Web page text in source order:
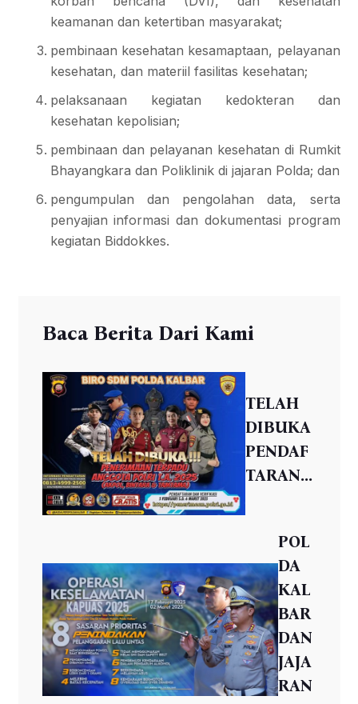
keamanan dan ketertiban masyarakat;
pembinaan kesehatan kesamaptaan, pelayanan
kesehatan, dan materiil fasilitas kesehatan;
pelaksanaan kegiatan kedokteran dan
kesehatan kepolisian;
pembinaan dan pelayanan kesehatan di Rumkit
Bhayangkara dan Poliklinik di jajaran Polda; dan
pengumpulan dan pengolahan data, serta
penyajian informasi dan dokumentasi program
kegiatan Biddokkes.
Baca Berita Dari Kami
TELAH
DIBUKA
PENDAF
TARAN...
POL
DA
KAL
BAR
DAN
JAJA
RAN